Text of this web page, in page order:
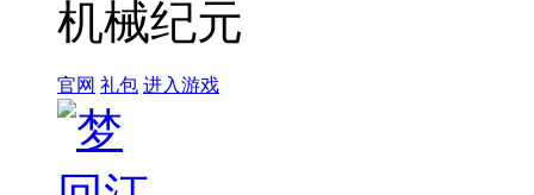
机械纪元
官网 礼包 进入游戏